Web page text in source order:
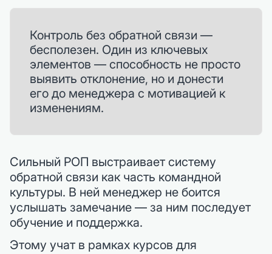
Контроль без обратной связи —
бесполезен. Один из ключевых
элементов — способность не просто
выявить отклонение, но и донести
его до менеджера с мотивацией к
изменениям.
Сильный РОП выстраивает систему
обратной связи как часть командной
культуры. В ней менеджер не боится
услышать замечание — за ним последует
обучение и поддержка.
Этому учат в рамках курсов для